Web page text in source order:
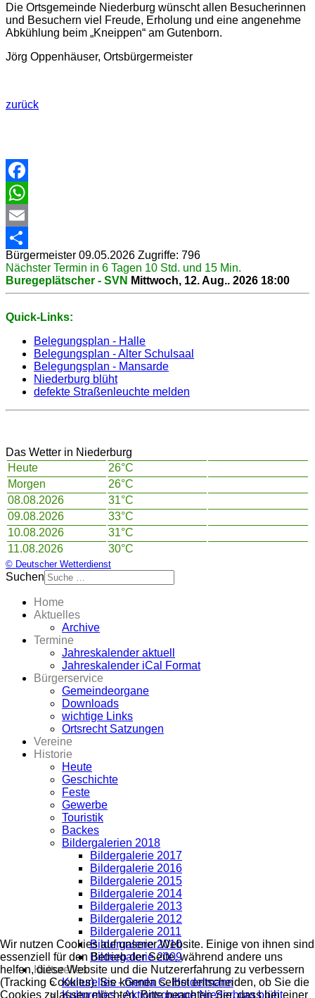
Die Ortsgemeinde Niederburg wünscht allen Besucherinnen
und Besuchern viel Freude, Erholung und eine angenehme
Abkühlung beim „Kneippen“ am Gutenborn.
Jörg Oppenhäuser, Ortsbürgermeister
zurück
Facebook
WhatsApp
Email
Share
Bürgermeister 09.05.2026 Zugriffe: 796
Nächster Termin in 6 Tagen 10 Std. und 15 Min.
Buregeplätscher - SVN Mittwoch, 12. Aug.. 2026 18:00
Quick-Links:
Belegungsplan - Halle
Belegungsplan - Alter Schulsaal
Belegungsplan - Mansarde
Niederburg blüht
defekte Straßenleuchte melden
Das Wetter in Niederburg
Heute
26°C
Morgen
26°C
08.08.2026
31°C
09.08.2026
33°C
10.08.2026
31°C
11.08.2026
30°C
© Deutscher Wetterdienst
Suchen
Home
Aktuelles
Archive
Termine
Jahreskalender aktuell
Jahreskalender iCal Format
Bürgerservice
Gemeindeorgane
Downloads
wichtige Links
Ortsrecht Satzungen
Vereine
Historie
Heute
Geschichte
Feste
Gewerbe
Touristik
Backes
Bildergalerien 2018
Bildergalerie 2017
Bildergalerie 2016
Bildergalerie 2015
Bildergalerie 2014
Bildergalerie 2013
Bildergalerie 2012
Bildergalerie 2011
Bildergalerie 2010
Bildergalerie 2009
Kulturelles
Kulturelles - Gerda C. Heidelmann
Kulturelles - Aktionsgruppe Niederburg blüht
Wir nutzen Cookies auf unserer Website. Einige von ihnen sind
essenziell für den Betrieb der Seite, während andere uns
helfen, diese Website und die Nutzererfahrung zu verbessern
(Tracking Cookies). Sie können selbst entscheiden, ob Sie die
Cookies zulassen möchten. Bitte beachten Sie, dass bei einer